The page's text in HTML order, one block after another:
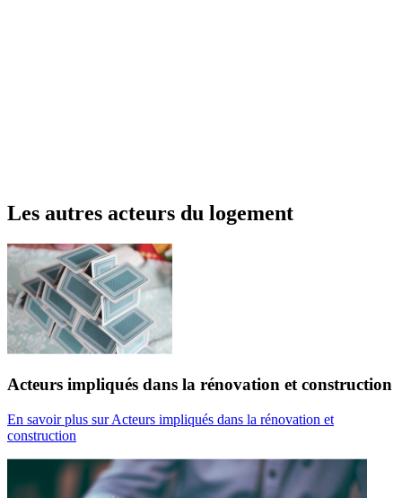
Les autres acteurs du logement
Acteurs impliqués dans la rénovation et construction
En savoir plus sur Acteurs impliqués dans la rénovation et
construction